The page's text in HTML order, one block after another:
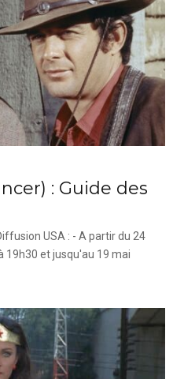
: Guide des
USA : - A partir du 24
19h30 et jusqu'au 19 mai